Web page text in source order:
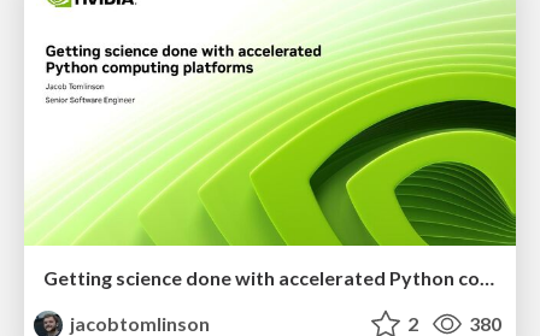
Getting science done with accelerated Python computing platforms
jacobtomlinson
2 380